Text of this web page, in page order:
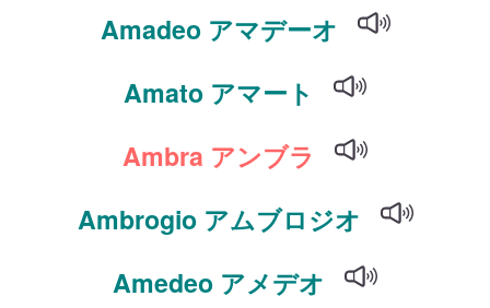
Amadeo アマデーオ
Amato アマート
Ambra アンブラ
Ambrogio アムブロジオ
Amedeo アメデオ